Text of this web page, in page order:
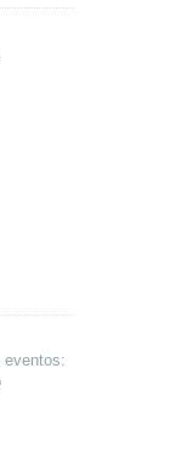
eventos: